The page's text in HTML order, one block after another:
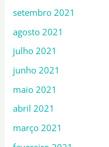
setembro 2021
agosto 2021
julho 2021
junho 2021
maio 2021
abril 2021
março 2021